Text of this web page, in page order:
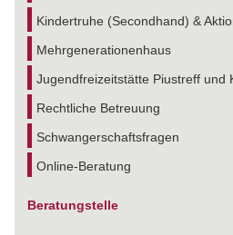
Kindertruhe (Secondhand) &
Mehrgenerationenhaus
Jugendfreizeitstätte Piustreff und
Rechtliche Betreuung
Schwangerschaftsfragen
Online-Beratung
Beratungstelle